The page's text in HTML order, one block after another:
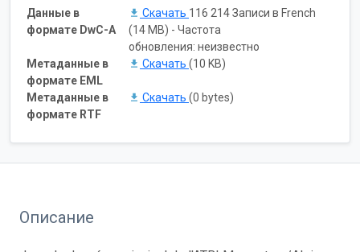
Данные в
формате DwC-A
Скачать 116 214 Записи в French
(14 MB) - Частота
обновления: неизвестно
Метаданные в
формате EML
Скачать (10 KB)
Метаданные в
формате RTF
Скачать (0 bytes)
Описание